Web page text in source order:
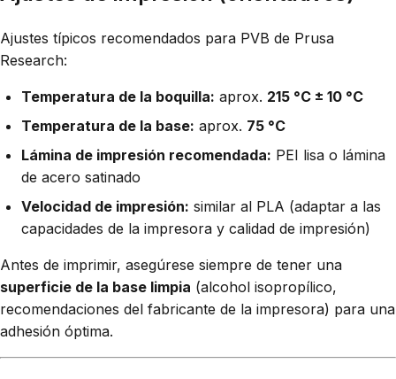
Ajustes típicos recomendados para PVB de Prusa
Research:
Temperatura de la boquilla: aprox. 215 °C ± 10 °C
Temperatura de la base: aprox. 75 °C
Lámina de impresión recomendada: PEI lisa o lámina
de acero satinado
Velocidad de impresión: similar al PLA (adaptar a las
capacidades de la impresora y calidad de impresión)
Antes de imprimir, asegúrese siempre de tener una
superficie de la base limpia (alcohol isopropílico,
recomendaciones del fabricante de la impresora) para una
adhesión óptima.